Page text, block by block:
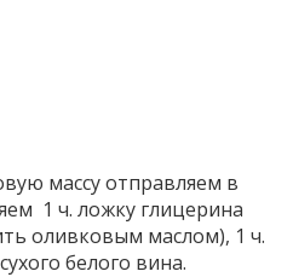
массу отправляем в
1 ч. ложку глицерина
оливковым маслом), 1 ч.
белого вина.